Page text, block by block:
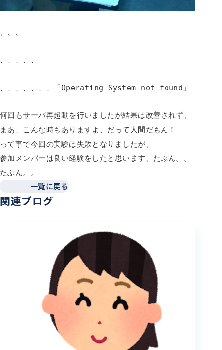
、、、
、、、、、
、、、、、、、「Operating System not found」
何回もサーバ再起動を行いましたが結果は改善されず、
まあ、こんな時もありますよ、だって人間だもん！
って事で今回の実験は失敗となりましたが、
参加メンバーは良い経験をしたと思います、たぶん。。
たぶん。。
一覧に戻る
関連ブログ